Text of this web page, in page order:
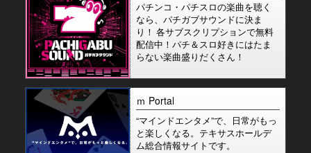
パチンコ・パチスロの楽曲を聴く
なら、パチガブサウンドに決ま
り！ 各サブスクリプションで無料
配信中！パチ＆スロ好きにはたま
らない楽曲盛りだくさん！
ｍ Portal
“マインドエンタメ”で、日常がもっ
と楽しくなる。テキサスホールデ
ム総合情報サイトです。